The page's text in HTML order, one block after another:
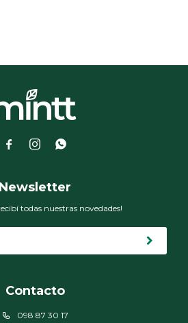
  
Contacto
098 87 30 17
Newsletter
todas nuestras novedades!